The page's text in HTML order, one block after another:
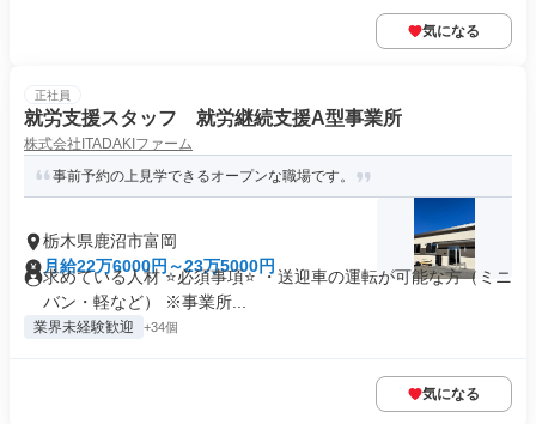
気になる
正社員
就労支援スタッフ 就労継続支援A型事業所
株式会社ITADAKIファーム
事前予約の上見学できるオープンな職場です。
栃木県鹿沼市富岡
月給22万6000円～23万5000円
求めている人材 ⭐必須事項⭐ ・送迎車の運転が可能な方（ミニ
バン・軽など） ※事業所...
業界未経験歓迎 +34個
気になる